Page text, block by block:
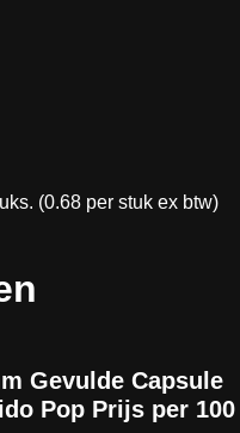
(0.68 per stuk ex btw)
Gevulde Capsule
Pop Prijs per 100